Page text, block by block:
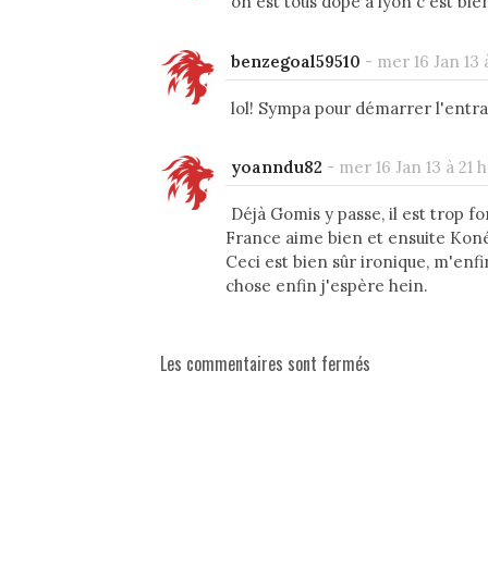
benzegoal59510 - mer 16 Jan 13
lol! Sympa pour démarrer
yoanndu82 - mer 16 Jan 13 à 21
Déjà Gomis y passe, il est trop
France aime bien et ensuite
Ceci est bien sûr ironique,
chose enfin j'espère hein.
Les commentaires sont fermés